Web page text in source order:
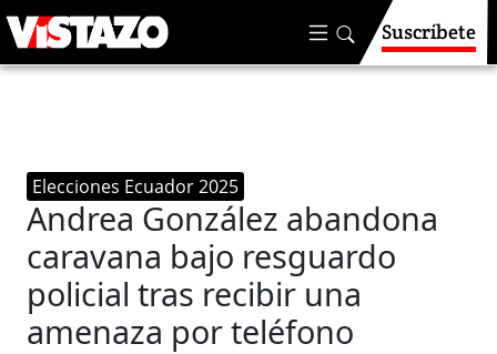
Suscríbete
Elecciones Ecuador 2025
Andrea González abandona
caravana bajo resguardo
policial tras recibir una
amenaza por teléfono